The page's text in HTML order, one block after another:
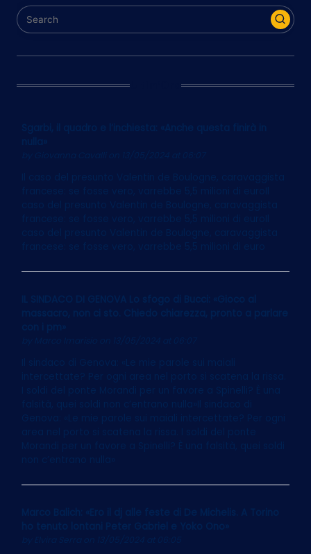
Sgarbi, il quadro e l’inchiesta: «Anche questa finirà in
nulla»
on 13/05/2024 at 06:07
Il caso del presunto Valentin de Boulogne, caravaggista
francese: se fosse vero, varrebbe 5,5 milioni di euroIl
caso del presunto Valentin de Boulogne, caravaggista
francese: se fosse vero, varrebbe 5,5 milioni di euroIl
caso del presunto Valentin de Boulogne, caravaggista
francese: se fosse vero, varrebbe 5,5 milioni di euro
IL SINDACO DI GENOVA Lo sfogo di Bucci: «Gioco al
massacro, non ci sto. Chiedo chiarezza, pronto a parlare
con i pm»
Marco Imarisio on 13/05/2024 at 06:07
Il sindaco di Genova: «Le mie parole sui maiali
intercettate? Per ogni area nel porto si scatena la rissa.
I soldi del ponte Morandi per un favore a Spinelli? È una
falsità, quei soldi non c’entrano nulla»Il sindaco di
Genova: «Le mie parole sui maiali intercettate? Per ogni
area nel porto si scatena la rissa. I soldi del ponte
Morandi per un favore a Spinelli? È una falsità, quei soldi
non c’entrano nulla»
Marco Balich: «Ero il dj alle feste di De Michelis. A Torino
ho tenuto lontani Peter Gabriel e Yoko Ono»
on 13/05/2024 at 06:05